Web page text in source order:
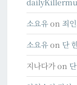
소요유on 죄
소요유on 단
지나다가on